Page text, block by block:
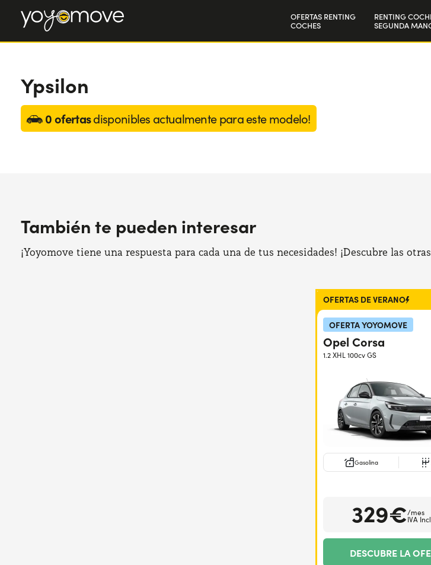
OFERTAS RENTING
COCHES
RENTING
SEGUNDA
Ypsilon
0 ofertasdisponibles actualmente para este modelo!
También te pueden interesar
¡Yoyomove tiene una respuesta para cada una de tus necesidades! ¡Descubre las
OFERTAS DE VERANO
OFERTA YOYOMOVE
Opel Corsa
1.2 XHL 100cv GS
Gasolina
329€/mes
IVA
DESCUBRE LA